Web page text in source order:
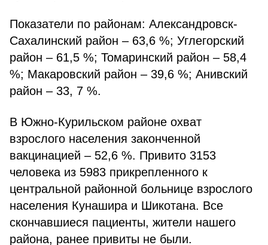
Показатели по районам: Александровск-
Сахалинский район – 63,6 %; Углегорский
район – 61,5 %; Томаринский район – 58,4
%; Макаровский район – 39,6 %; Анивский
район – 33, 7 %.
В Южно-Курильском районе охват
взрослого населения законченной
вакцинацией – 52,6 %. Привито 3153
человека из 5983 прикрепленного к
центральной районной больнице взрослого
населения Кунашира и Шикотана. Все
скончавшиеся пациенты, жители нашего
района, ранее привиты не были.